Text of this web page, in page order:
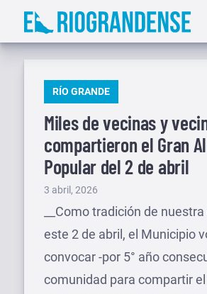
Saltar
PUBLICADO
RÍO GRANDE
Miles de vecinas y
compartieron el Gran
Popular del 2 de abril
Publicado
3 abril, 2026
__Como tradición de
este 2 de abril, el Municipio
convocar -por 5° año
comunidad para compartir el